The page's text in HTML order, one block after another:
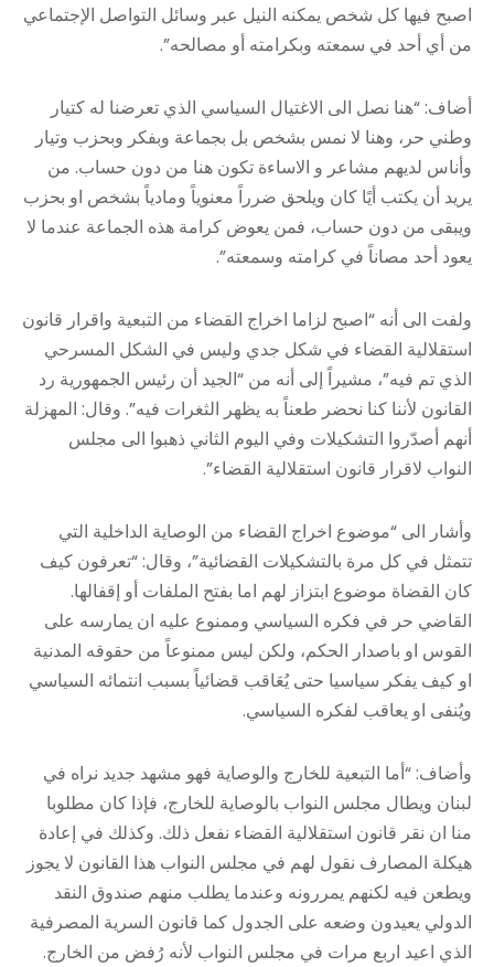
اصبح فيها كل شخص يمكنه النيل عبر وسائل التواصل الإجتماعي
من أي أحد في سمعته وبكرامته أو مصالحه”.
أضاف: “هنا نصل الى الاغتيال السياسي الذي تعرضنا له كتيار
وطني حر، وهنا لا نمس بشخص بل بجماعة وبفكر وبحزب وتيار
وأناس لديهم مشاعر و الاساءة تكون هنا من دون حساب. من
يريد أن يكتب أيًا كان ويلحق ضرراً معنوياً ومادياً بشخص او بحزب
ويبقى من دون حساب، فمن يعوض كرامة هذه الجماعة عندما لا
يعود أحد مصاناً في كرامته وسمعته”.
ولفت الى أنه “اصبح لزاما اخراج القضاء من التبعية واقرار قانون
استقلالية القضاء في شكل جدي وليس في الشكل المسرحي
الذي تم فيه”، مشيراً إلى أنه من “الجيد أن رئيس الجمهورية رد
القانون لأننا كنا نحضر طعناً به يظهر الثغرات فيه”. وقال: المهزلة
أنهم أصدّروا التشكيلات وفي اليوم الثاني ذهبوا الى مجلس
النواب لاقرار قانون استقلالية القضاء”.
وأشار الى “موضوع اخراج القضاء من الوصاية الداخلية التي
تتمثل في كل مرة بالتشكيلات القضائية”، وقال: “تعرفون كيف
كان القضاة موضوع ابتزاز لهم اما بفتح الملفات أو إقفالها.
القاضي حر في فكره السياسي وممنوع عليه ان يمارسه على
القوس او باصدار الحكم، ولكن ليس ممنوعاً من حقوقه المدنية
او كيف يفكر سياسيا حتى يُعَاقب قضائياً بسبب انتمائه السياسي
ويُنفى او يعاقب لفكره السياسي.
وأضاف: “أما التبعية للخارج والوصاية فهو مشهد جديد نراه في
لبنان ويطال مجلس النواب بالوصاية للخارج، فإذا كان مطلوبا
منا ان نقر قانون استقلالية القضاء نفعل ذلك. وكذلك في إعادة
هيكلة المصارف نقول لهم في مجلس النواب هذا القانون لا يجوز
ويطعن فيه لكنهم يمررونه وعندما يطلب منهم صندوق النقد
الدولي يعيدون وضعه على الجدول كما قانون السرية المصرفية
الذي اعيد اربع مرات في مجلس النواب لأنه رُفض من الخارج.